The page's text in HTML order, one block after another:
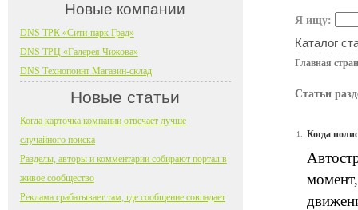
Я ищу:
Каталог
Главная
Статьи
1. Когда
Новые компании
DNS ТРК «Сити-парк Град»
DNS ТРЦ «Галерея Чижова»
DNS Технопоинт Магазин-склад
Новые статьи
Когда карточка компании отвечает лучше
случайного поиска
Разделы, авторы и комментарии собирают портал в
живое сообщество
Реклама срабатывает там, где сообщение совпадает